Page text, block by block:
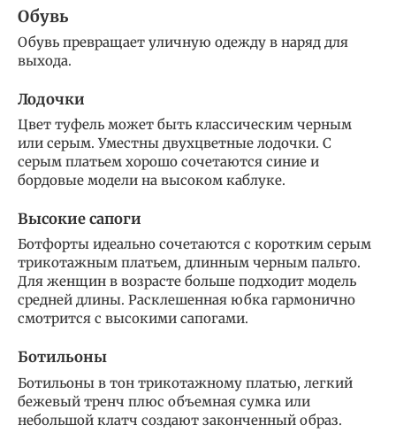
Обувь
Обувь превращает уличную одежду в наряд для
выхода.
Лодочки
Цвет туфель может быть классическим черным
или серым. Уместны двухцветные лодочки. С
серым платьем хорошо сочетаются синие и
бордовые модели на высоком каблуке.
Высокие сапоги
Ботфорты идеально сочетаются с коротким серым
трикотажным платьем, длинным черным пальто.
Для женщин в возрасте больше подходит модель
средней длины. Расклешенная юбка гармонично
смотрится с высокими сапогами.
Ботильоны
Ботильоны в тон трикотажному платью, легкий
бежевый тренч плюс объемная сумка или
небольшой клатч создают законченный образ.